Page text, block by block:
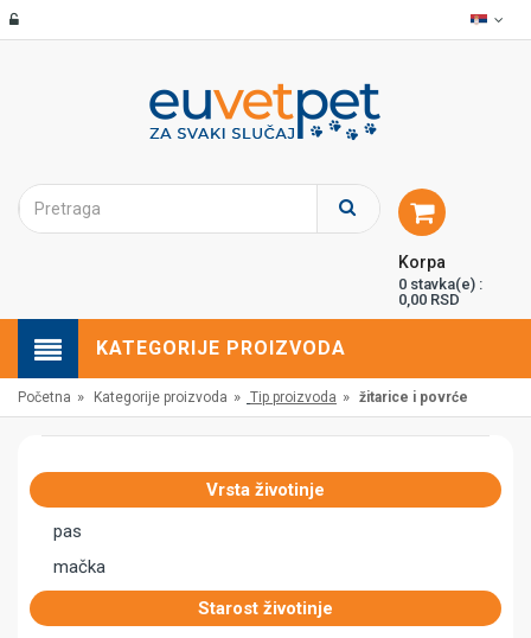
Korpa
0 stavka(e) :
0,00 RSD
KATEGORIJE PROIZVODA
Početna » Kategorije proizvoda » Tip proizvoda » žitarice i povrće
Vrsta životinje
pas
mačka
Starost životinje